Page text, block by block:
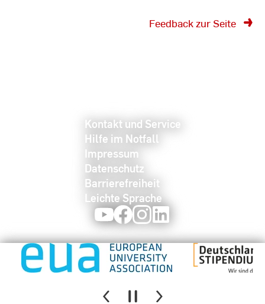
Feedback zur Seite
Kontakt und Service
Hilfe im Notfall
Impressum
Datenschutz
Barrierefreiheit
Leichte Sprache
YoutubeFacebookInstagram